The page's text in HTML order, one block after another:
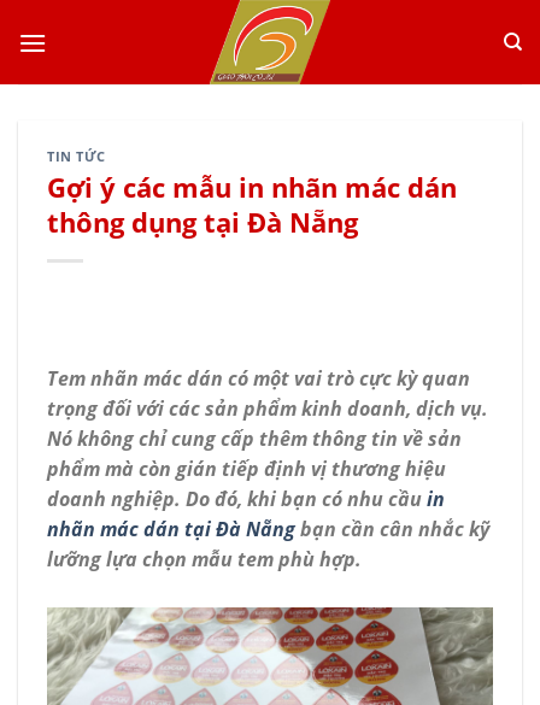
TIN TỨC
Gợi ý các mẫu in nhãn mác dán
thông dụng tại Đà Nẵng
Tem nhãn mác dán có một vai trò cực kỳ quan
trọng đối với các sản phẩm kinh doanh, dịch vụ.
Nó không chỉ cung cấp thêm thông tin về sản
phẩm mà còn gián tiếp định vị thương hiệu
doanh nghiệp. Do đó, khi bạn có nhu cầuin
nhãn mác dán tại Đà Nẵngbạn cần cân nhắc kỹ
lưỡng lựa chọn mẫu tem phù hợp.